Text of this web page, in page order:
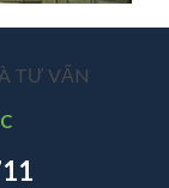
TƯ VẤN